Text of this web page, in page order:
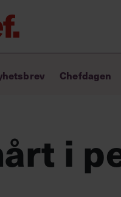
med C+
din chefsassistent i
Chefdagen
i